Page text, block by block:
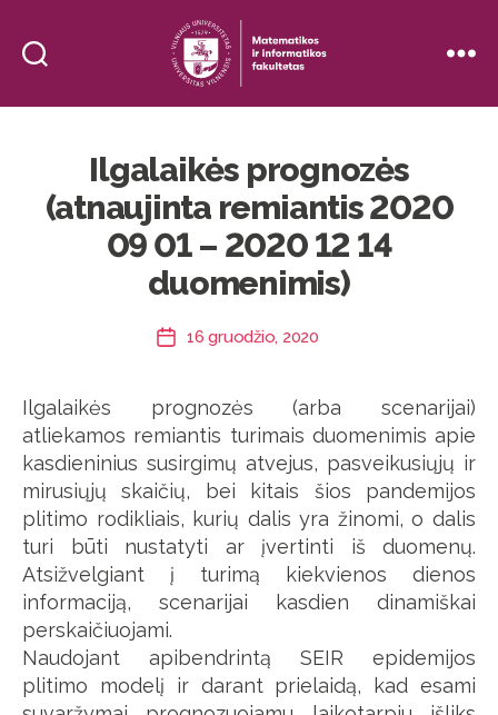
ir
informatikos
fakultetas
(MIFKOR)
Ilgalaikės prognozės
(atnaujinta remiantis 2020
09 01 – 2020 12 14
duomenimis)
Įrašo16 gruodžio, 2020
Ilgalaikės prognozės (arba scenarijai)
atliekamos remiantis turimais duomenimis apie
kasdieninius susirgimų atvejus, pasveikusiųjų ir
mirusiųjų skaičių, bei kitais šios pandemijos
plitimo rodikliais, kurių dalis yra žinomi, o dalis
turi būti nustatyti ar įvertinti iš duomenų.
Atsižvelgiant į turimą kiekvienos dienos
informaciją, scenarijai kasdien dinamiškai
perskaičiuojami.
Naudojant apibendrintą SEIR epidemijos
plitimo modelį ir darant prielaidą, kad esami